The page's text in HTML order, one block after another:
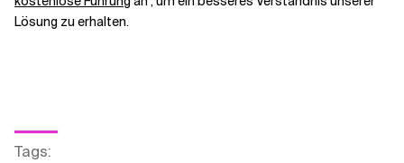
Lösung zu erhalten.
Tags: